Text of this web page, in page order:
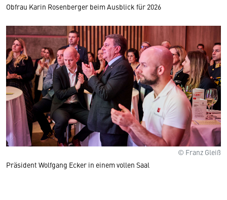
Obfrau Karin Rosenberger beim Ausblick für 2026
© Franz Gleiß
Präsident Wolfgang Ecker in einem vollen Saal